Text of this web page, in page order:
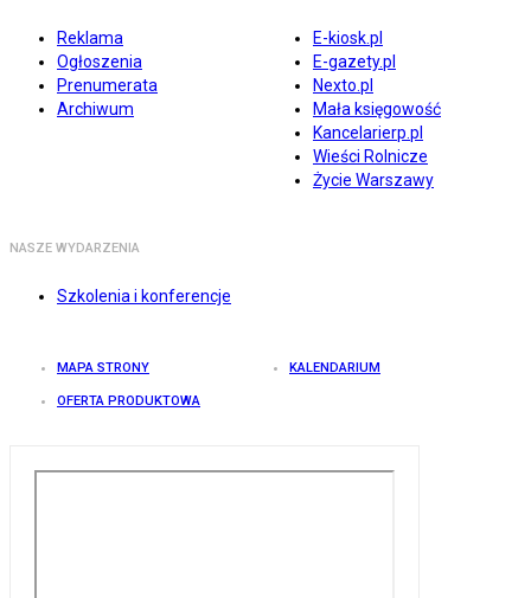
Reklama
Ogłoszenia
Prenumerata
Archiwum
E-kiosk.pl
E-gazety.pl
Nexto.pl
Mała księgowość
Kancelarierp.pl
Wieści Rolnicze
Życie Warszawy
NASZE WYDARZENIA
Szkolenia i konferencje
MAPA STRONY KALENDARIUM
OFERTA PRODUKTOWA